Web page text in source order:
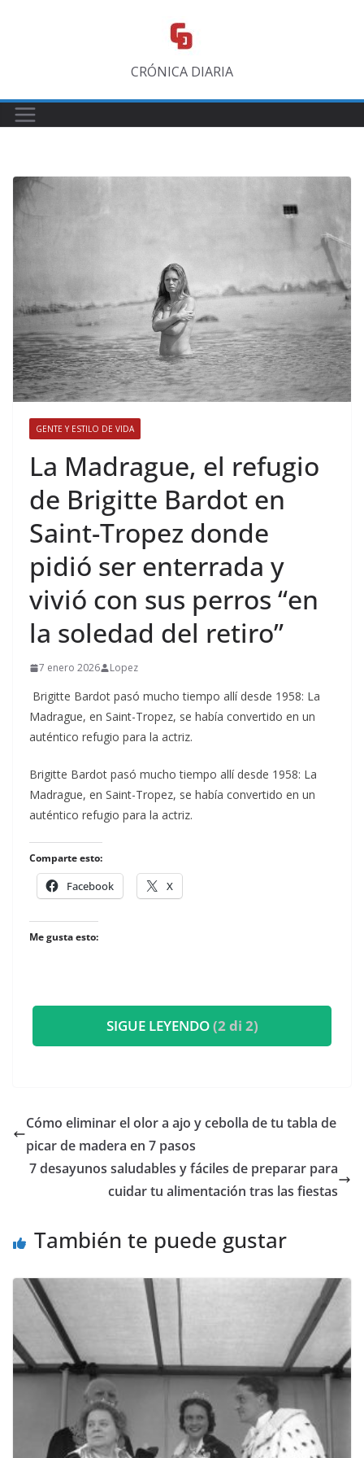
CRÓNICA DIARIA
GENTE Y ESTILO DE VIDA
​La Madrague, el refugio
de Brigitte Bardot en
Saint-Tropez donde
pidió ser enterrada y
vivió con sus perros “en
la soledad del retiro”
7 enero 2026 Lopez
Brigitte Bardot pasó mucho tiempo allí desde 1958: La
Madrague, en Saint-Tropez, se había convertido en un
auténtico refugio para la actriz.
​Brigitte Bardot pasó mucho tiempo allí desde 1958: La
Madrague, en Saint-Tropez, se había convertido en un
auténtico refugio para la actriz.
Comparte esto:
Facebook X
Me gusta esto:
SIGUE LEYENDO(2 di 2)
Cómo eliminar el olor a ajo y cebolla de tu tabla de
picar de madera en 7 pasos
7 desayunos saludables y fáciles de preparar para
cuidar tu alimentación tras las fiestas
También te puede gustar